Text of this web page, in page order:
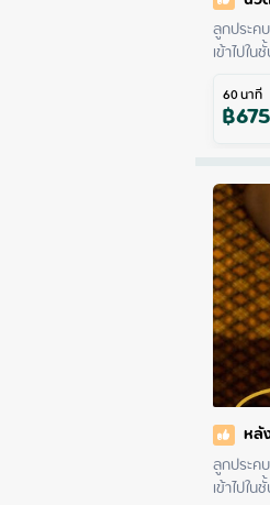
ลูกประค
เข้าไปใ
60นาที
฿675
หลั
ลูกประค
เข้าไปใ